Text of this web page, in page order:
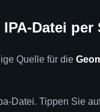
Datei
Quelle für die
Datei. Tippen Sie